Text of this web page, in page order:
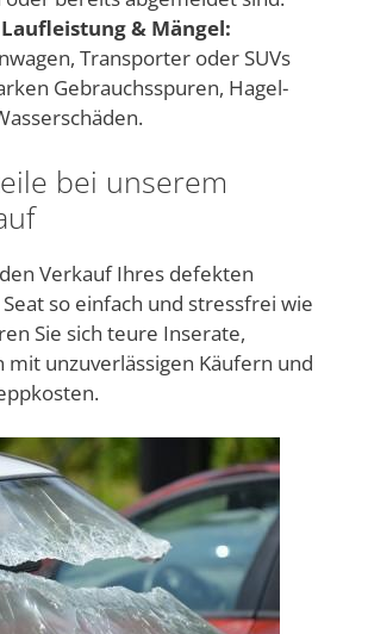
& Mängel:
Transporter oder SUVs
Gebrauchsspuren, Hagel-
bei unserem
Verkauf Ihres defekten
so einfach und stressfrei wie
Sie sich teure Inserate,
mit unzuverlässigen Käufern und